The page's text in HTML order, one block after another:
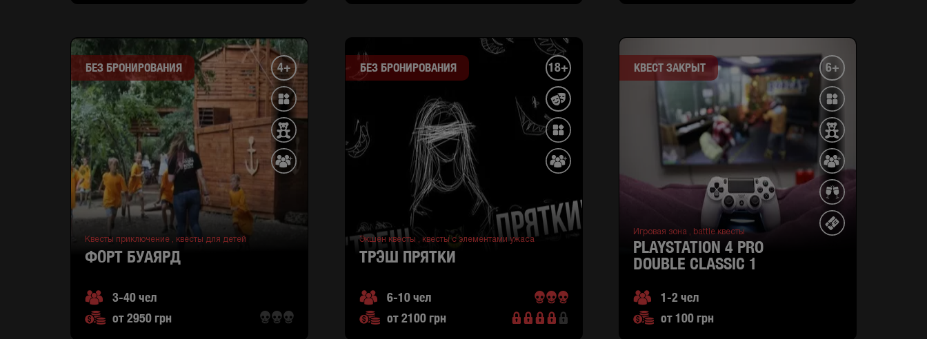
БЕЗ БРОНИРОВАНИЯ 4+
Квесты приключение , квесты для детей
ФОРТ БУАЯРД
3-40 чел
от 2950 грн
БЕЗ БРОНИРОВАНИЯ 18+
Экшен квесты , квесты с элементами ужаса
ТРЭШ ПРЯТКИ
6-10 чел
от 2100 грн
КВЕСТ ЗАКРЫТ 6+
Игровая зона , battle квесты
PLAYSTATION 4 PRO
DOUBLE CLASSIC 1
1-2 чел
от 100 грн